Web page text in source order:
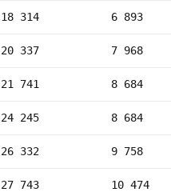
18 314 6 893
20 337 7 968
21 741 8 684
24 245 8 684
26 332 9 758
27 743 10 474